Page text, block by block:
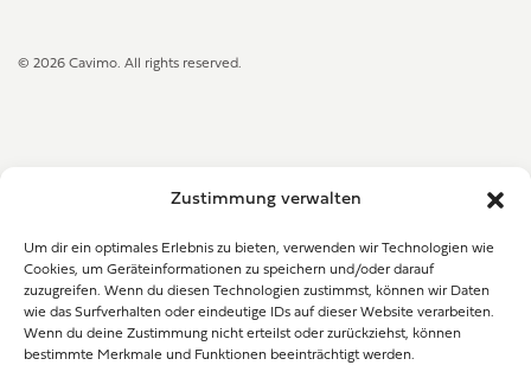
Zustimmung verwalten
Um dir ein optimales Erlebnis zu bieten, verwenden wir Technologien wie
Cookies, um Geräteinformationen zu speichern und/oder darauf
zuzugreifen. Wenn du diesen Technologien zustimmst, können wir Daten
wie das Surfverhalten oder eindeutige IDs auf dieser Website verarbeiten.
Wenn du deine Zustimmung nicht erteilst oder zurückziehst, können
bestimmte Merkmale und Funktionen beeinträchtigt werden.
© 2026 Cavimo. All rights reserved.
Alleenstr.11
71732 Tamm